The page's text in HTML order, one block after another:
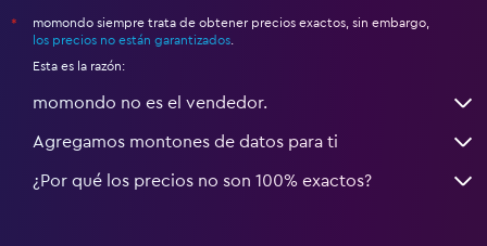
*
momondo siempre trata de obtener precios exactos, sin embargo,
los precios no están garantizados
Esta es la razón:
momondo no es el vendedor.
Agregamos montones de datos para ti
¿Por qué los precios no son 100% exactos?